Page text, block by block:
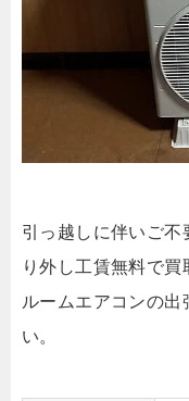
引っ越しに伴いご不
り外し工賃無料で買
ルームエアコンの出
い。